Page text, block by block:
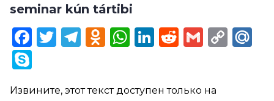
seminar kún tártibi
Facebook
Twitter
Telegram
Odnoklassniki
WhatsApp
LinkedIn
Reddit
Gmail
Извините, этот текст доступен только на